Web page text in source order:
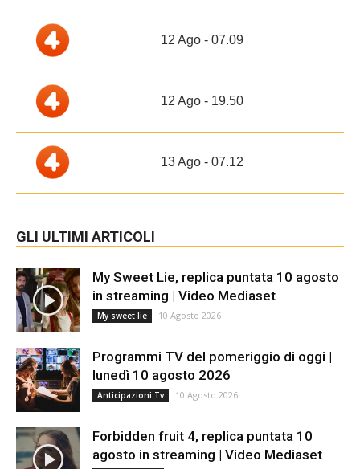
12 Ago - 07.09
12 Ago - 19.50
13 Ago - 07.12
GLI ULTIMI ARTICOLI
My Sweet Lie, replica puntata 10 agosto
in streaming | Video Mediaset
My sweet lie 10 Agosto 2026
Programmi TV del pomeriggio di oggi |
lunedì 10 agosto 2026
Anticipazioni Tv 10 Agosto 2026
Forbidden fruit 4, replica puntata 10
agosto in streaming | Video Mediaset